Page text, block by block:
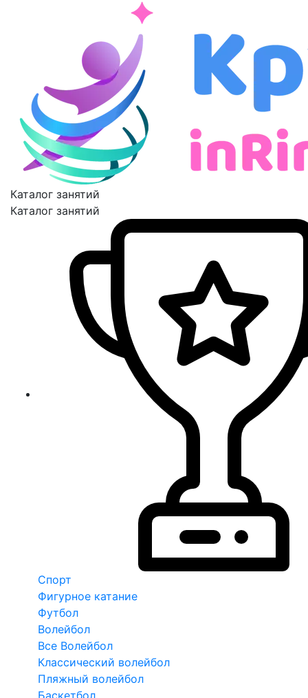
Каталог занятий
Каталог занятий
Спорт
Фигурное катание
Футбол
Волейбол
Все Волейбол
Классический волейбол
Пляжный волейбол
Баскетбол